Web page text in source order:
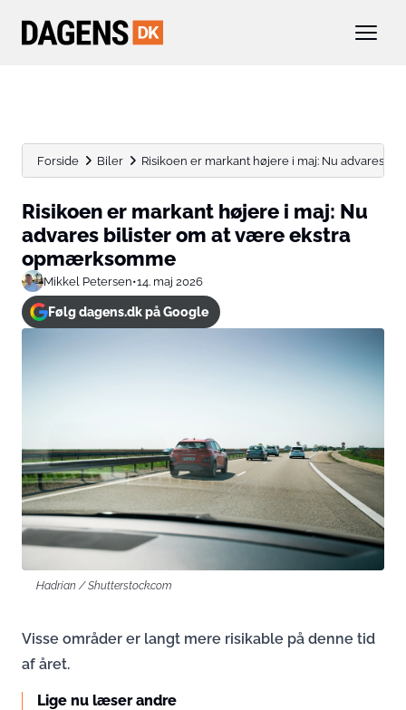
Forside Biler Risikoen er markant højere i maj: Nu advares
Risikoen er markant højere i maj: Nu
advares bilister om at være ekstra
opmærksomme
Mikkel Petersen•14. maj 2026
Følg dagens.dk på Google
Hadrian / Shutterstock.com
Visse områder er langt mere risikable på denne tid
af året.
Lige nu læser andre